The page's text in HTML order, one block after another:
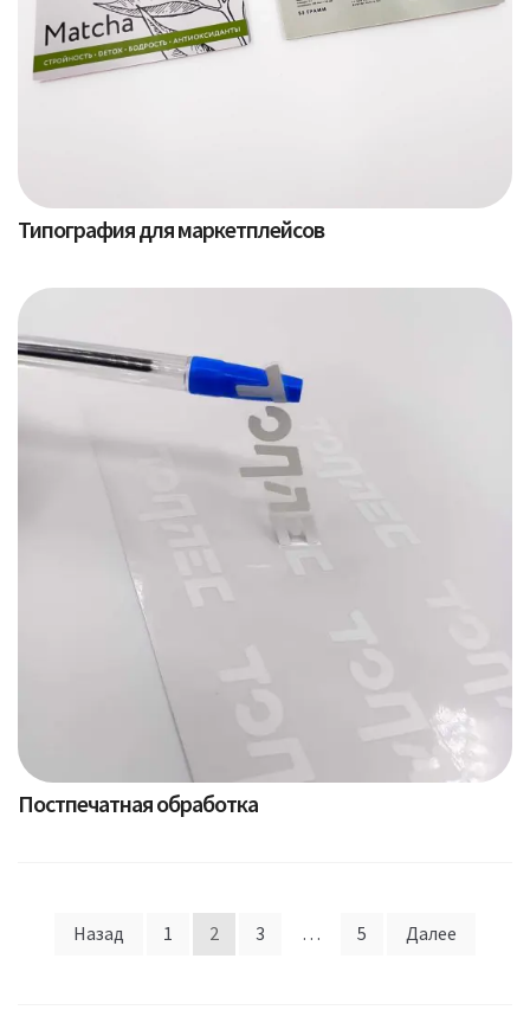
Типография для маркетплейсов
Постпечатная обработка
Пагинация
Назад 1 2 3 … 5 Далее